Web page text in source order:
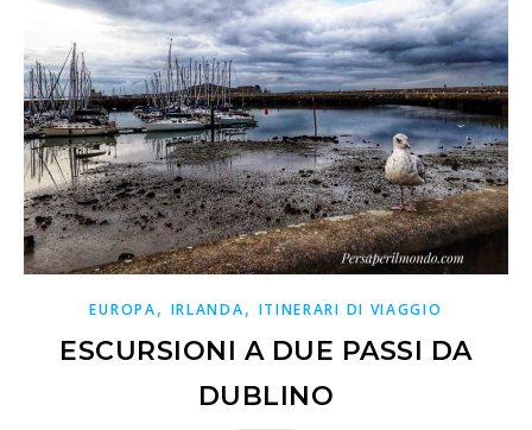
EUROPA, IRLANDA, ITINERARI DI VIAGGIO
ESCURSIONI A DUE PASSI DA
DUBLINO